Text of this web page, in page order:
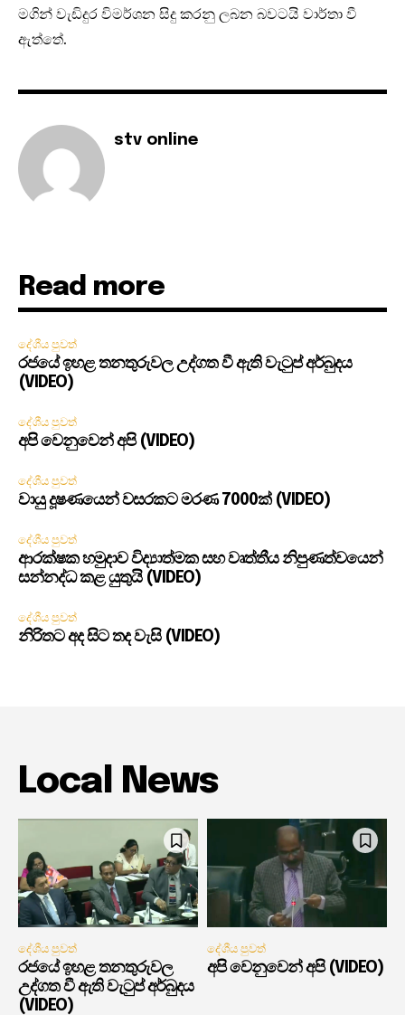
මගින් වැඩිදුර විමර්ශන සිදු කරනු ලබන බවටයි වාර්තා වී
ඇත්තේ.
stv online
Read more
දේශීය පුවත්
රජයේ ඉහළ තනතුරුවල උද්ගත වී ඇති වැටුප් අර්බුදය
(VIDEO)
දේශීය පුවත්
අපි වෙනුවෙන් අපි (VIDEO)
දේශීය පුවත්
වායු දූෂණයෙන් වසරකට මරණ 7000ක් (VIDEO)
දේශීය පුවත්
ආරක්ෂක හමුදාව විද්‍යාත්මක සහ වෘත්තීය නිපුණත්වයෙන්
සන්නද්ධ කළ යුතුයි (VIDEO)
දේශීය පුවත්
නිරිතට අද සිට තද වැසි (VIDEO)
Local News
දේශීය පුවත්
රජයේ ඉහළ තනතුරුවල
උද්ගත වී ඇති වැටුප් අර්බුදය
(VIDEO)
දේශීය පුවත්
අපි වෙනුවෙන් අපි (VIDEO)